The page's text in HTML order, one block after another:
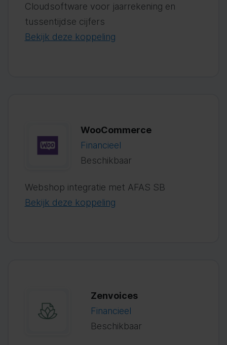
Cloudsoftware voor jaarrekening en
tussentijdse cijfers
Bekijk deze koppeling
WooCommerce
Financieel
Beschikbaar
Webshop integratie met AFAS SB
Bekijk deze koppeling
Zenvoices
Financieel
Beschikbaar